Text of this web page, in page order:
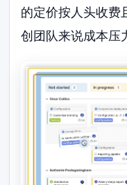
的定价按人头收费
创团队来说成本压